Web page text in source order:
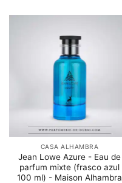
CASA ALHAMBRA
Jean Lowe Azure - Eau de
parfum mixte (frasco azul
100 ml) - Maison Alhambra